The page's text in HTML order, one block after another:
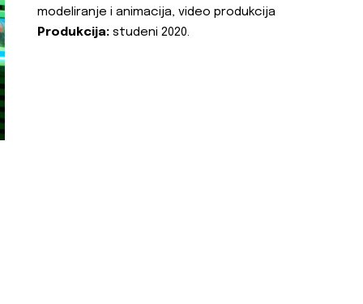
modeliranje i animacija, video produkcija
Produkcija: studeni 2020.